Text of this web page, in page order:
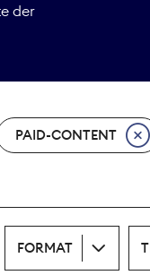
der
PAID-CONTENT
FORMAT